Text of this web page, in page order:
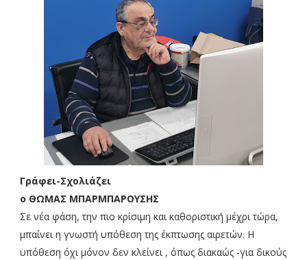
Γράφει-Σχολιάζει
ο ΘΩΜΑΣ ΜΠΑΡΜΠΑΡΟΥΣΗΣ
Σε νέα φάση, την πιο κρίσιμη και καθοριστική μέχρι τώρα,
μπαίνει η γνωστή υπόθεση της έκπτωσης αιρετών. Η
υπόθεση όχι μόνον δεν κλείνει , όπως διακαώς -για δικούς